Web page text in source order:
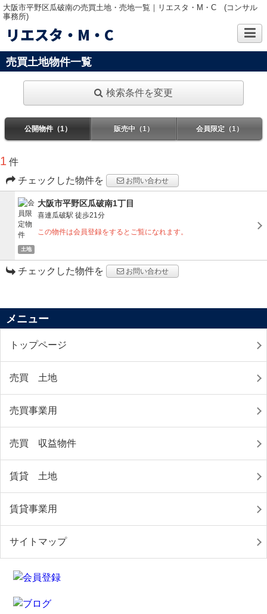
大阪市平野区瓜破南の売買土地・売地一覧｜リエスタ・M・C (コンサル
事務所)
リエスタ・M・C
売買土地物件一覧
検索条件を変更
公開物件（1） 販売中（1） 会員限定（1）
1 件
チェックした物件を
お問い合わせ
土地
大阪市平野区瓜破南1丁目
喜連瓜破駅 徒歩21分
この物件は会員登録をするとご覧になれます。
チェックした物件を お問い合わせ
メニュー
トップページ
売買 土地
売買事業用
売買 収益物件
賃貸 土地
賃貸事業用
サイトマップ